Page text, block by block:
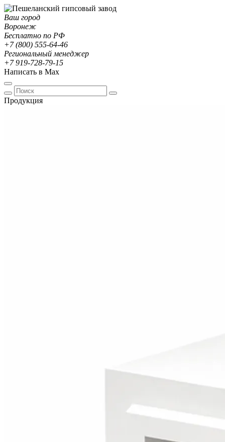
Ваш город
Воронеж
Бесплатно по РФ
+7 (800) 555-64-46
Региональный менеджер
+7 919-728-79-15
Написать в Max
Продукция